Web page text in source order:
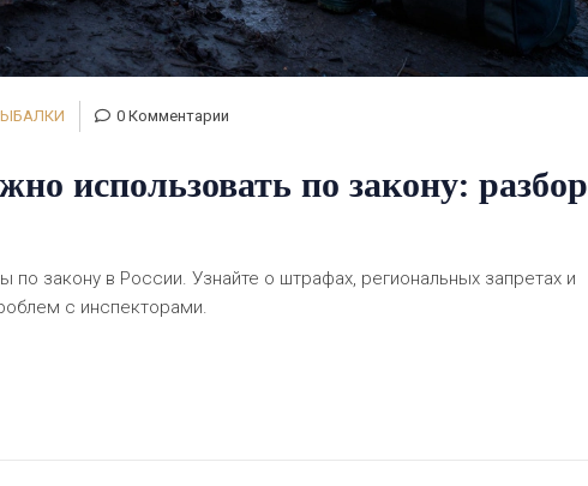
0 Комментарии
использовать по закону: разбор
закону в России. Узнайте о штрафах, региональных запретах и
с инспекторами.